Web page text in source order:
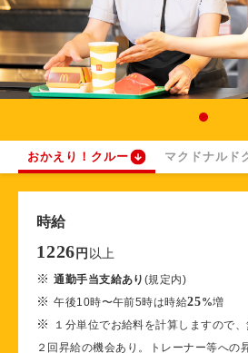
おかえり！クルー マクドナルド
時給
1226 円 以上
※通勤手当支給あり (規定内)
※午後10時〜午前5時は時給25%増
※
１分単位でお給料を計算しますので
２回昇給の機会あり。トレーナー等への